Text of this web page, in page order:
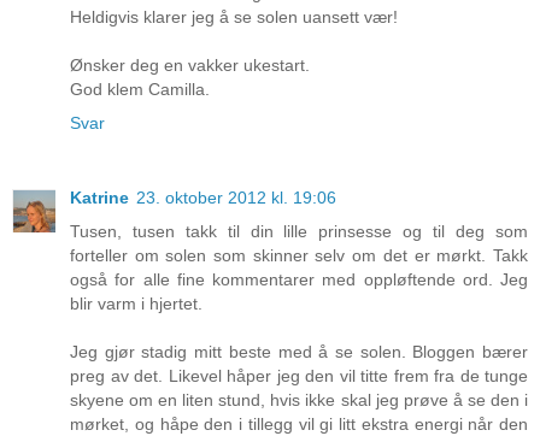
Heldigvis klarer jeg å se solen uansett vær!
Ønsker deg en vakker ukestart.
God klem Camilla.
Svar
Katrine 23. oktober 2012 kl. 19:06
Tusen, tusen takk til din lille prinsesse og til deg som
forteller om solen som skinner selv om det er mørkt. Takk
også for alle fine kommentarer med oppløftende ord. Jeg
blir varm i hjertet.
Jeg gjør stadig mitt beste med å se solen. Bloggen bærer
preg av det. Likevel håper jeg den vil titte frem fra de tunge
skyene om en liten stund, hvis ikke skal jeg prøve å se den i
mørket, og håpe den i tillegg vil gi litt ekstra energi når den